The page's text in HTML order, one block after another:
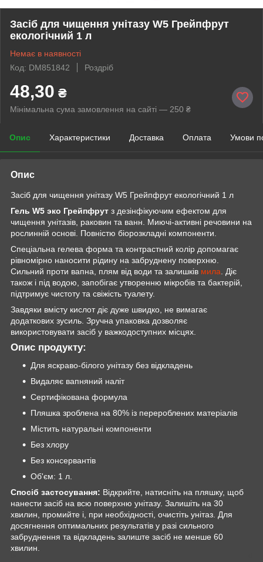
Засіб для чищення унітазу W5 Грейпфрут
екологічний 1 л
Немає в наявності
Код: DM851842
Роздріб
48,30 ₴
Мінімальна сума замовлення на сайті — 250 ₴
Опис Характеристики Доставка Оплата Умови
Опис
Засіб для чищення унітазу W5 Грейпфрут екологічний 1 л
Гель W5 экo Грейпфрут з дезінфікуючим ефектом для
чищення унітазів, раковин та ванн. Миючі-активні речовини на
рослинній основі. Повністю біорозкладні компоненти.
Спеціальна гелева форма та контрастний колір допомагає
рівномірно наносити рідину на забруднену поверхню.
Сильний проти вапна, плям від води та залишків мила . Діє
також і під водою, запобігає утворенню мікробів та бактерій,
підтримує чистоту та свіжість туалету.
Завдяки вмісту кислот діє дуже швидко, не вимагає
додаткових зусиль. Зручна упаковка дозволяє
використовувати засіб у важкодоступних місцях.
Опис продукту:
Для яскраво-білого унітазу без відкладень
Видаляє вапняний наліт
Сертифікована формула
Пляшка зроблена на 80% із перероблених матеріалів
Містить натуральні компоненти
Без хлору
Без консервантів
Об'єм: 1 л.
Спосіб застосування: Відкрийте, натисніть на пляшку, щоб
нанести засіб на всю поверхню унітазу. Залишіть на 30
хвилин, промийте і, при необхідності, очистіть унітаз. Для
досягнення оптимальних результатів у разі сильного
забруднення та відкладень залиште засіб не менше 60
хвилин.